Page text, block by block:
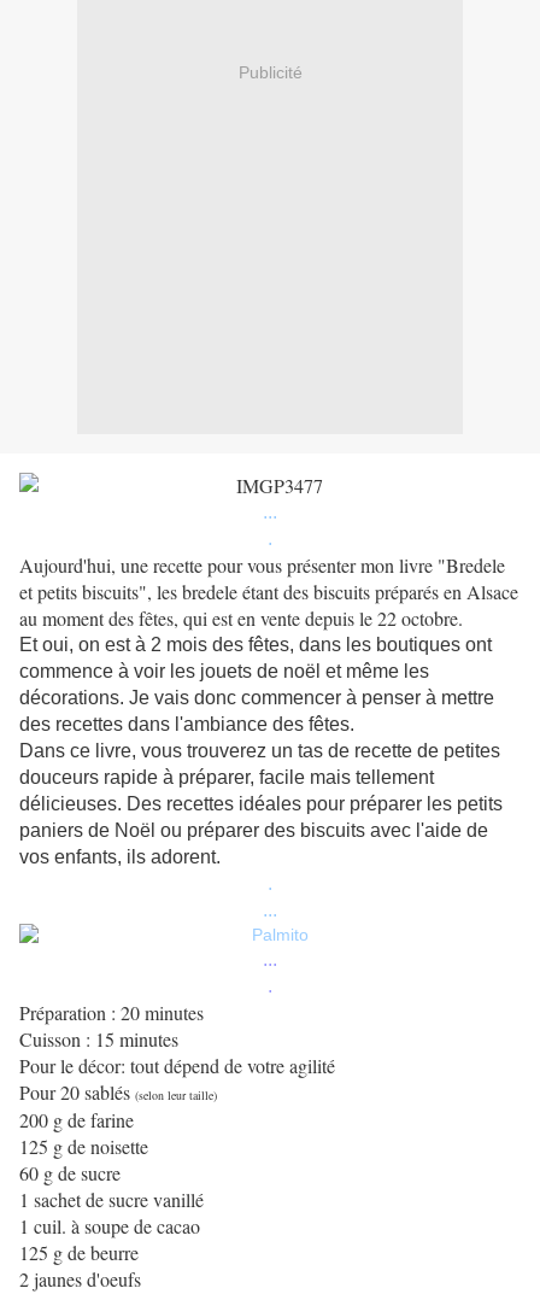
Publicité
...
.
Aujourd'hui, une recette pour vous présenter mon livre "Bredele
et petits biscuits", les bredele étant des biscuits préparés en Alsace
au moment des fêtes, qui est en vente depuis le 22 octobre.
Et oui, on est à 2 mois des fêtes, dans les boutiques ont
commence à voir les jouets de noël et même les
décorations. Je vais donc commencer à penser à mettre
des recettes dans l'ambiance des fêtes.
Dans ce livre, vous trouverez un tas de recette de petites
douceurs rapide à préparer, facile mais tellement
délicieuses. Des recettes idéales pour préparer les petits
paniers de Noël ou préparer des biscuits avec l'aide de
vos enfants, ils adorent.
.
...
...
.
Préparation : 20 minutes
Cuisson : 15 minutes
Pour le décor: tout dépend de votre agilité
Pour 20 sablés (selon leur taille)
200 g de farine
125 g de noisette
60 g de sucre
1 sachet de sucre vanillé
1 cuil. à soupe de cacao
125 g de beurre
2 jaunes d'oeufs